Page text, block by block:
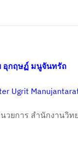
อุกฤษฏ์ มนูจันทรัถ
Ugrit
วยการ สำนักงานวิท